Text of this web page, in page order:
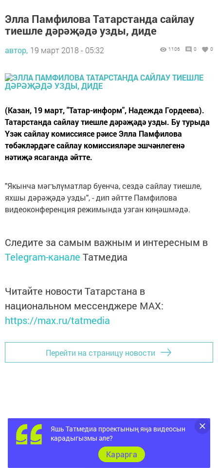
Элла Памфилова Татарстанда сайлау
тиешле дәрәҗәдә узды, диде
автор, 19 март 2018 - 05:32 1106 0 0
(Казан, 19 март, "Татар-информ", Надежда Гордеева).
Татарстанда сайлау тиешле дәрәҗәдә узды. Бу турыда
Үзәк сайлау комиссиясе рәисе Элла Памфилова
төбәкләрдәге сайлау комиссияләре эшчәнлегенә
нәтиҗә ясаганда әйтте.
"Якынча мәгълүматлар буенча, сездә сайлау тиешле,
яхшы дәрәҗәдә узды", - дип әйтте Памфилова
видеоконференция режимында узган киңәшмәдә.
Следите за самым важным и интересным в
Telegram-канале Татмедиа
Читайте новости Татарстана в
национальном мессенджере MАХ:
https://max.ru/tatmedia
Перейти на страницу новости
Яшь Татмедиа проектының яңа видеосын
карадыгызмы әле?
Карарга